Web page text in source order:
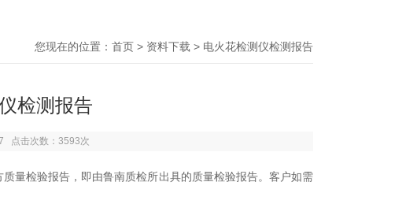
您现在的位置： 首页 > 资料下载 > 电火花检测仪检测报告
检测报告
点击次数：3593次
量检验报告，即由鲁南质检所出具的质量检验报告。客户如需